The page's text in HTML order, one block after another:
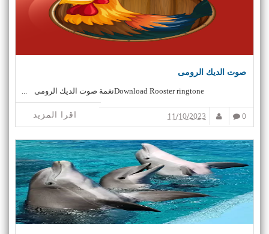
صوت الديك الرومى
Download Rooster ringtoneنغمة صوت الديك الرومى ...
اقرا المزيد 0
11/10/2023